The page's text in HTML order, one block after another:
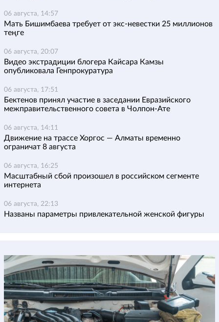
06 августа, 14:57
Мать Бишимбаева требует от экс-невестки 25 миллионов
теңге
06 августа, 20:07
Видео экстрадиции блогера Кайсара Камзы
опубликовала Генпрокуратура
06 августа, 17:51
Бектенов принял участие в заседании Евразийского
межправительственного совета в Чолпон-Ате
06 августа, 14:11
Движение на трассе Хоргос — Алматы временно
ограничат 8 августа
06 августа, 16:25
Масштабный сбой произошел в российском сегменте
интернета
06 августа, 22:13
Названы параметры привлекательной женской фигуры